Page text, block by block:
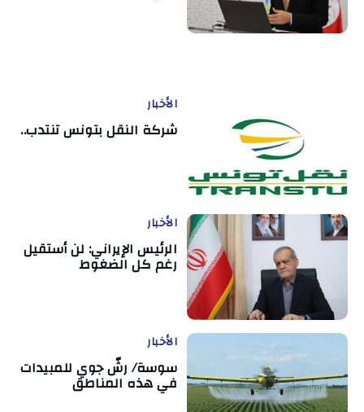
الأخبار
شركة النقل بتونس تنتدب..
الأخبار
الرئيس الإيراني: لن أستقيل
رغم كل الضغوط
الأخبار
سوسة/ رشّ جوي للمبيدات
في هذه المناطق